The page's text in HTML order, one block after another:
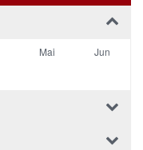
Mai
Jun